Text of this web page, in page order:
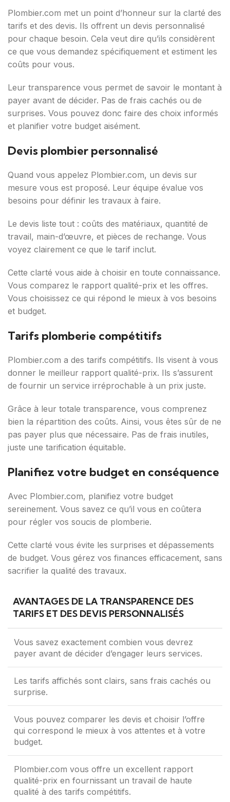
Plombier.com met un point d’honneur sur la clarté des
tarifs et des devis. Ils offrent un devis personnalisé
pour chaque besoin. Cela veut dire qu’ils considèrent
ce que vous demandez spécifiquement et estiment les
coûts pour vous.
Leur transparence vous permet de savoir le montant à
payer avant de décider. Pas de frais cachés ou de
surprises. Vous pouvez donc faire des choix informés
et planifier votre budget aisément.
Devis plombier personnalisé
Quand vous appelez Plombier.com, un devis sur
mesure vous est proposé. Leur équipe évalue vos
besoins pour définir les travaux à faire.
Le devis liste tout : coûts des matériaux, quantité de
travail, main-d’œuvre, et pièces de rechange. Vous
voyez clairement ce que le tarif inclut.
Cette clarté vous aide à choisir en toute connaissance.
Vous comparez le rapport qualité-prix et les offres.
Vous choisissez ce qui répond le mieux à vos besoins
et budget.
Tarifs plomberie compétitifs
Plombier.com a des tarifs compétitifs. Ils visent à vous
donner le meilleur rapport qualité-prix. Ils s’assurent
de fournir un service irréprochable à un prix juste.
Grâce à leur totale transparence, vous comprenez
bien la répartition des coûts. Ainsi, vous êtes sûr de ne
pas payer plus que nécessaire. Pas de frais inutiles,
juste une tarification équitable.
Planifiez votre budget en conséquence
Avec Plombier.com, planifiez votre budget
sereinement. Vous savez ce qu’il vous en coûtera
pour régler vos soucis de plomberie.
Cette clarté vous évite les surprises et dépassements
de budget. Vous gérez vos finances efficacement, sans
sacrifier la qualité des travaux.
AVANTAGES DE LA TRANSPARENCE DES
TARIFS ET DES DEVIS PERSONNALISÉS
Vous savez exactement combien vous devrez
payer avant de décider d’engager leurs services.
Les tarifs affichés sont clairs, sans frais cachés ou
surprise.
Vous pouvez comparer les devis et choisir l’offre
qui correspond le mieux à vos attentes et à votre
budget.
Plombier.com vous offre un excellent rapport
qualité-prix en fournissant un travail de haute
qualité à des tarifs compétitifs.